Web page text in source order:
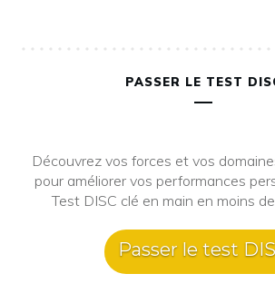
PASSER LE TEST
Découvrez vos forces et vos
pour améliorer vos performances
Test DISC clé en main en moins
Passer le test